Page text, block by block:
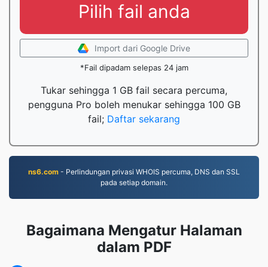
Pilih fail anda
Import dari Google Drive
*Fail dipadam selepas 24 jam
Tukar sehingga 1 GB fail secara percuma,
pengguna Pro boleh menukar sehingga 100 GB
fail; Daftar sekarang
ns6.com - Perlindungan privasi WHOIS percuma, DNS dan SSL
pada setiap domain.
Bagaimana Mengatur Halaman
dalam PDF